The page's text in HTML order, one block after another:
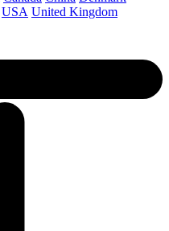
USA United Kingdom